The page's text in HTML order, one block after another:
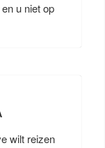
u niet op
wilt reizen